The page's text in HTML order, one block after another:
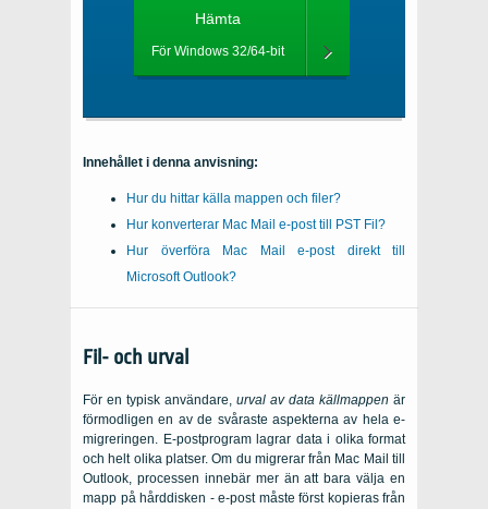
Hämta
För Windows 32/64-bit
Innehållet i denna anvisning:
Hur du hittar källa mappen och filer?
Hur konverterar Mac Mail e-post till PST Fil?
Hur överföra
Mac Mail
e-post direkt till
Microsoft Outlook?
Fil- och urval
För en typisk användare, urval av data källmappen är
förmodligen en av de svåraste aspekterna av hela e-
migreringen. E-postprogram lagrar data i olika format
och helt olika platser. Om du migrerar från Mac Mail till
Outlook, processen innebär mer än att bara välja en
mapp på hårddisken - e-post måste först kopieras från